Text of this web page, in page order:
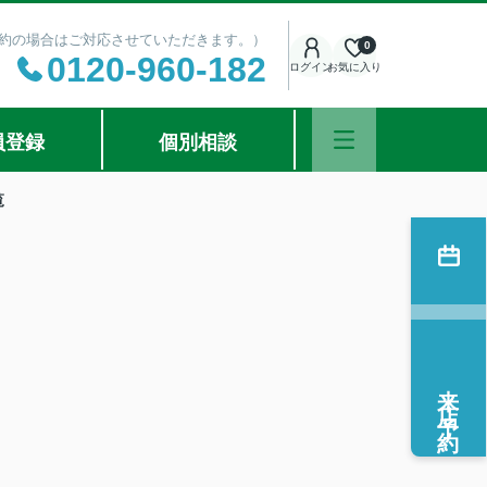
場合はご対応させていただきます。）
0120-960-182 ログインお気に入り
0
登録 個別相談
来店予約